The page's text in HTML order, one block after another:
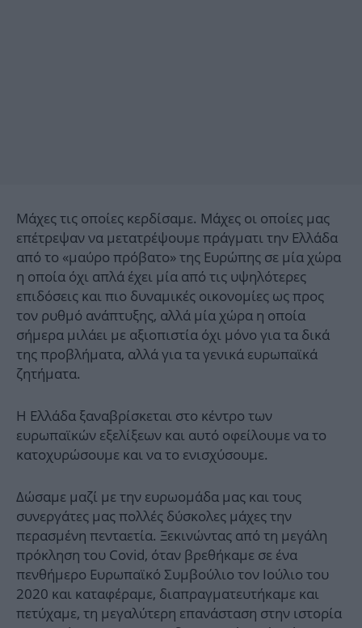
Μάχες τις οποίες κερδίσαμε. Μάχες οι οποίες μας
επέτρεψαν να μετατρέψουμε πράγματι την Ελλάδα
από το «μαύρο πρόβατο» της Ευρώπης σε μία χώρα
η οποία όχι απλά έχει μία από τις υψηλότερες
επιδόσεις και πιο δυναμικές οικονομίες ως προς
τον ρυθμό ανάπτυξης, αλλά μία χώρα η οποία
σήμερα μιλάει με αξιοπιστία όχι μόνο για τα δικά
της προβλήματα, αλλά για τα γενικά ευρωπαϊκά
ζητήματα.
Η Ελλάδα ξαναβρίσκεται στο κέντρο των
ευρωπαϊκών εξελίξεων και αυτό οφείλουμε να το
κατοχυρώσουμε και να το ενισχύσουμε.
Δώσαμε μαζί με την ευρωομάδα μας και τους
συνεργάτες μας πολλές δύσκολες μάχες την
περασμένη πενταετία. Ξεκινώντας από τη μεγάλη
πρόκληση του Covid, όταν βρεθήκαμε σε ένα
πενθήμερο Ευρωπαϊκό Συμβούλιο τον Ιούλιο του
2020 και καταφέραμε, διαπραγματευτήκαμε και
πετύχαμε, τη μεγαλύτερη επανάσταση στην ιστορία